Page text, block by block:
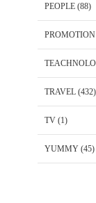
PEOPLE (88)
PROMOTION
TRAVEL (432)
TV (1)
YUMMY (45)